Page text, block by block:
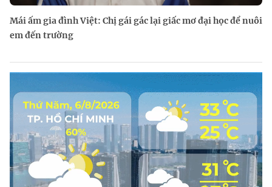
Mái ấm gia đình Việt: Chị gái gác lại giấc mơ đại học để nuôi
em đến trường